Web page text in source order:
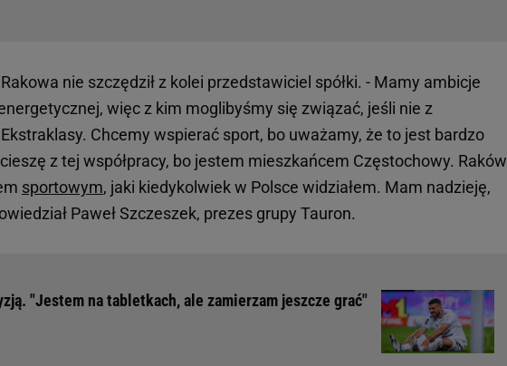
nie szczędził z kolei przedstawiciel spółki. - Mamy ambicje
więc z kim moglibyśmy się związać, jeśli nie z
Chcemy wspierać sport, bo uważamy, że to jest bardzo
z tej współpracy, bo jestem mieszkańcem Częstochowy. Raków
sportowym, jaki kiedykolwiek w Polsce widziałem. Mam nadzieję,
Paweł Szczeszek, prezes grupy Tauron.
"Jestem na tabletkach, ale zamierzam jeszcze grać"